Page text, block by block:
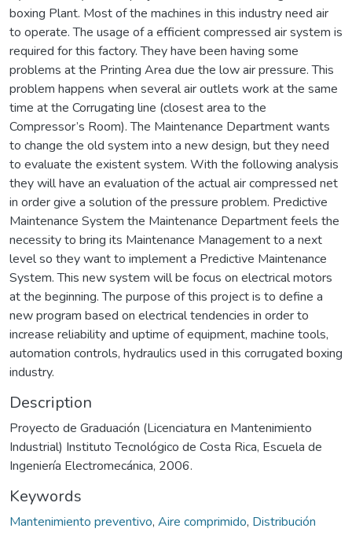
boxing Plant. Most of the machines in this industry need air
to operate. The usage of a efficient compressed air system is
required for this factory. They have been having some
problems at the Printing Area due the low air pressure. This
problem happens when several air outlets work at the same
time at the Corrugating line (closest area to the
Compressor’s Room). The Maintenance Department wants
to change the old system into a new design, but they need
to evaluate the existent system. With the following analysis
they will have an evaluation of the actual air compressed net
in order give a solution of the pressure problem. Predictive
Maintenance System the Maintenance Department feels the
necessity to bring its Maintenance Management to a next
level so they want to implement a Predictive Maintenance
System. This new system will be focus on electrical motors
at the beginning. The purpose of this project is to define a
new program based on electrical tendencies in order to
increase reliability and uptime of equipment, machine tools,
automation controls, hydraulics used in this corrugated boxing
industry.
Description
Proyecto de Graduación (Licenciatura en Mantenimiento
Industrial) Instituto Tecnológico de Costa Rica, Escuela de
Ingeniería Electromecánica, 2006.
Keywords
Mantenimiento preventivo, Aire comprimido, Distribución